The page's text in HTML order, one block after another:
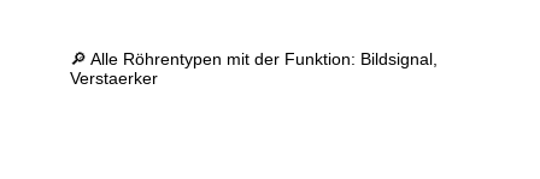
🔎 Alle Röhrentypen mit der Funktion: Bildsignal,
Verstaerker